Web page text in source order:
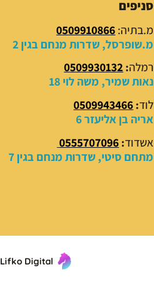
סניפים
מ.בתיה:0509910866
מ.שופרסל, שדרות מנחם בגין 2
רמלה:
0509930132
נאות שמיר, משה לוי 18
לוד:
0509943466
אריה בן אליעזר 6
אשדוד:
0555707096
מתחם סיטי, שדרות מנחם בגין 7
Lifko Digital